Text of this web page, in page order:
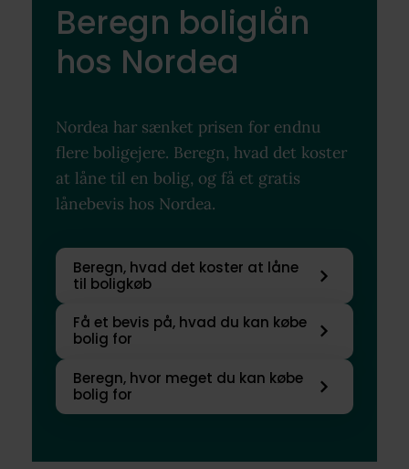
Beregn boliglån
hos Nordea
Nordea har sænket prisen for endnu
flere boligejere. Beregn, hvad det koster
at låne til en bolig, og få et gratis
lånebevis hos Nordea.
Beregn, hvad det koster at låne
til boligkøb
Få et bevis på, hvad du kan købe
bolig for
Beregn, hvor meget du kan købe
bolig for